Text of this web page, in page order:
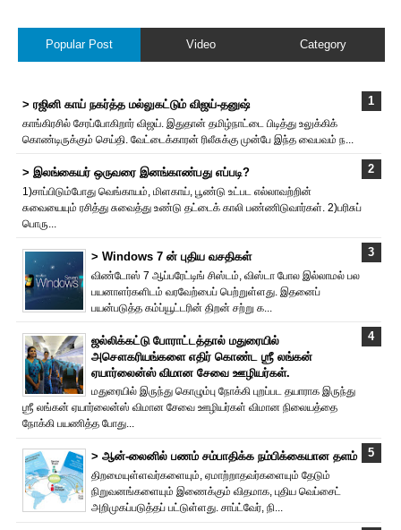
Popular Post Video Category
> ரஜினி காய் நகர்த்த மல்லுகட்டும் விஜய்-தனுஷ்
காங்கிரசில் சேரப்போகிறார் விஜய். இதுதான் தமிழ்நாட்டை பிடித்து உலுக்கிக்
கொண்டிருக்கும் செய்தி. வேட்டைக்காரன் ரிலீசுக்கு முன்பே இந்த வைபவம் ந...
> இலங்கையர் ஒருவரை இனங்காண்பது எப்படி?
1)சாப்பிடும்போது வெங்காயம், மிளகாய், பூண்டு உட்பட எல்லாவற்றின்
சுவையையும் ரசித்து சுவைத்து உண்டு தட்டைக் காலி பண்ணிடுவார்கள். 2)பரிசுப்
பொரு...
> Windows 7 ன் புதிய வசதிகள்
விண்டோஸ் 7 ஆப்பரேட்டிங் சிஸ்டம், விஸ்டா போல இல்லாமல் பல
பயனாளர்களிடம் வரவேற்பைப் பெற்றுள்ளது. இதனைப்
பயன்படுத்த கம்ப்யூட்டரின் திறன் சற்று க...
ஜல்லிக்கட்டு போராட்டத்தால் மதுரையில்
அசௌகரியங்களை எதிர் கொண்ட ஶ்ரீ லங்கன்
ஏயார்லைன்ஸ் விமான சேவை ஊழியர்கள்.
மதுரையில் இருந்து கொழும்பு நோக்கி புறப்பட தயாராக இருந்து
ஶ்ரீ லங்கன் ஏயார்லைன்ஸ் விமான சேவை ஊழியர்கள் விமான நிலையத்தை
நோக்கி பயணித்த போது...
> ஆன்-லைனில் பணம் சம்பாதிக்க நம்பிக்கையான தளம்
திறமையுள்ளவர்களையும், ஏமாற்றாதவர்களையும் தேடும்
நிறுவனங்களையும் இணைக்கும் விதமாக, புதிய வெப்சைட்
அறிமுகப்படுத்தப் பட்டுள்ளது. சாப்ட்வேர், நி...